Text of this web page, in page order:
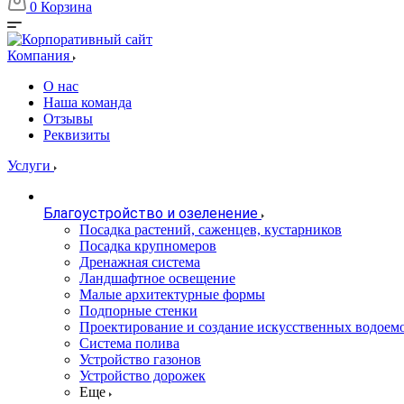
0 Корзина
Компания
О нас
Наша команда
Отзывы
Реквизиты
Услуги
Благоустройство и озеленение
Посадка растений, саженцев, кустарников
Посадка крупномеров
Дренажная система
Ландшафтное освещение
Малые архитектурные формы
Подпорные стенки
Проектирование и создание искусственных
Система полива
Устройство газонов
Устройство дорожек
Еще